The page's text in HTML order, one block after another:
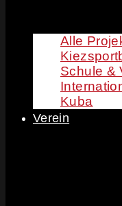
Alle
Schule &
Kuba
Verein